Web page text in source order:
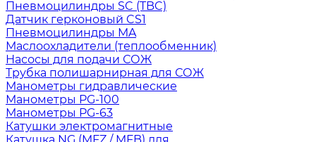
Пневмоцилиндры SC (TBC)
Датчик герконовый CS1
Пневмоцилиндры MA
Маслоохладители (теплообменник)
Насосы для подачи СОЖ
Трубка полишарнирная для СОЖ
Манометры гидравлические
Манометры PG-100
Манометры PG-63
Катушки электромагнитные